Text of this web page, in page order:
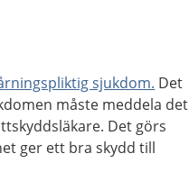
sjukdom. Det
måste meddela det
Det görs
ger ett bra skydd till